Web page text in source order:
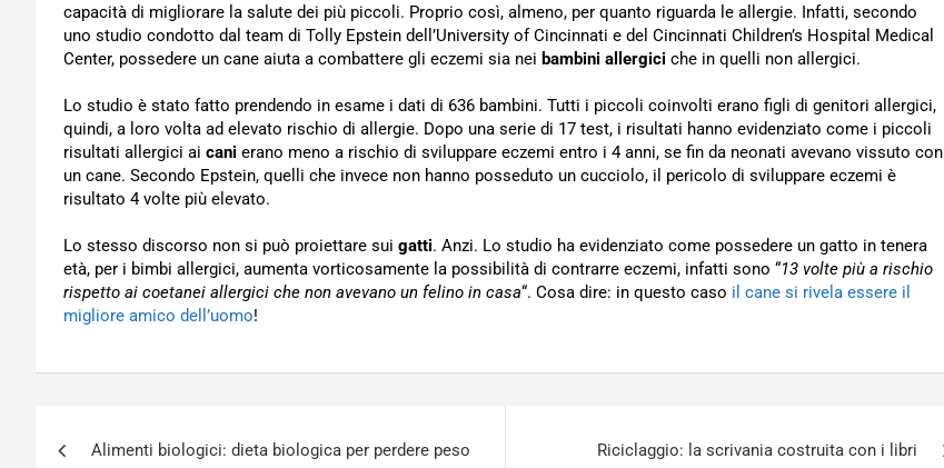
capacità di migliorare la salute dei più piccoli. Proprio così, almeno, per quanto riguarda le allergie. Infatti, secondo
uno studio condotto dal team di Tolly Epstein dell’University of Cincinnati e del Cincinnati Children’s Hospital Medical
Center, possedere un cane aiuta a combattere gli eczemi sia nei bambini allergici che in quelli non allergici.
Lo studio è stato fatto prendendo in esame i dati di 636 bambini. Tutti i piccoli coinvolti erano figli di genitori allergici,
quindi, a loro volta ad elevato rischio di allergie. Dopo una serie di 17 test, i risultati hanno evidenziato come i piccoli
risultati allergici ai cani erano meno a rischio di sviluppare eczemi entro i 4 anni, se fin da neonati avevano vissuto con
un cane. Secondo Epstein, quelli che invece non hanno posseduto un cucciolo, il pericolo di sviluppare eczemi è
risultato 4 volte più elevato.
Lo stesso discorso non si può proiettare sui gatti. Anzi. Lo studio ha evidenziato come possedere un gatto in tenera
età, per i bimbi allergici, aumenta vorticosamente la possibilità di contrarre eczemi, infatti sono “13 volte più a rischio
rispetto ai coetanei allergici che non avevano un felino in casa“. Cosa dire: in questo caso il cane si rivela essere il
migliore amico dell’uomo!
Alimenti biologici: dieta biologica per perdere peso Riciclaggio: la scrivania costruita con i libri